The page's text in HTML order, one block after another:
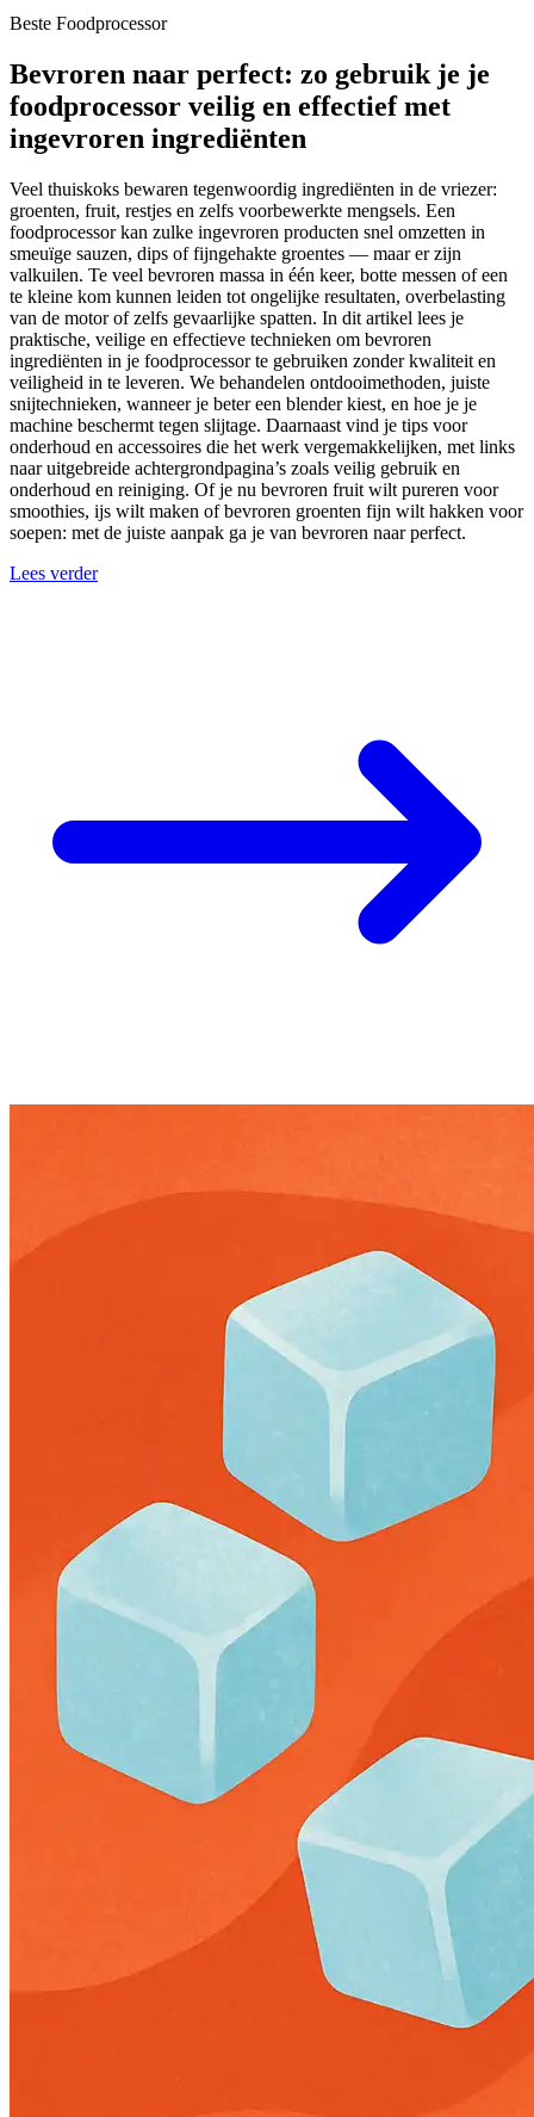
Beste Foodprocessor
Bevroren naar perfect: zo gebruik je je
foodprocessor veilig en effectief met
ingevroren ingrediënten
Veel thuiskoks bewaren tegenwoordig ingrediënten in de vriezer:
groenten, fruit, restjes en zelfs voorbewerkte mengsels. Een
foodprocessor kan zulke ingevroren producten snel omzetten in
smeuïge sauzen, dips of fijngehakte groentes — maar er zijn
valkuilen. Te veel bevroren massa in één keer, botte messen of een
te kleine kom kunnen leiden tot ongelijke resultaten, overbelasting
van de motor of zelfs gevaarlijke spatten. In dit artikel lees je
praktische, veilige en effectieve technieken om bevroren
ingrediënten in je foodprocessor te gebruiken zonder kwaliteit en
veiligheid in te leveren. We behandelen ontdooimethoden, juiste
snijtechnieken, wanneer je beter een blender kiest, en hoe je je
machine beschermt tegen slijtage. Daarnaast vind je tips voor
onderhoud en accessoires die het werk vergemakkelijken, met links
naar uitgebreide achtergrondpagina’s zoals veilig gebruik en
onderhoud en reiniging. Of je nu bevroren fruit wilt pureren voor
smoothies, ijs wilt maken of bevroren groenten fijn wilt hakken voor
soepen: met de juiste aanpak ga je van bevroren naar perfect.
Lees verder